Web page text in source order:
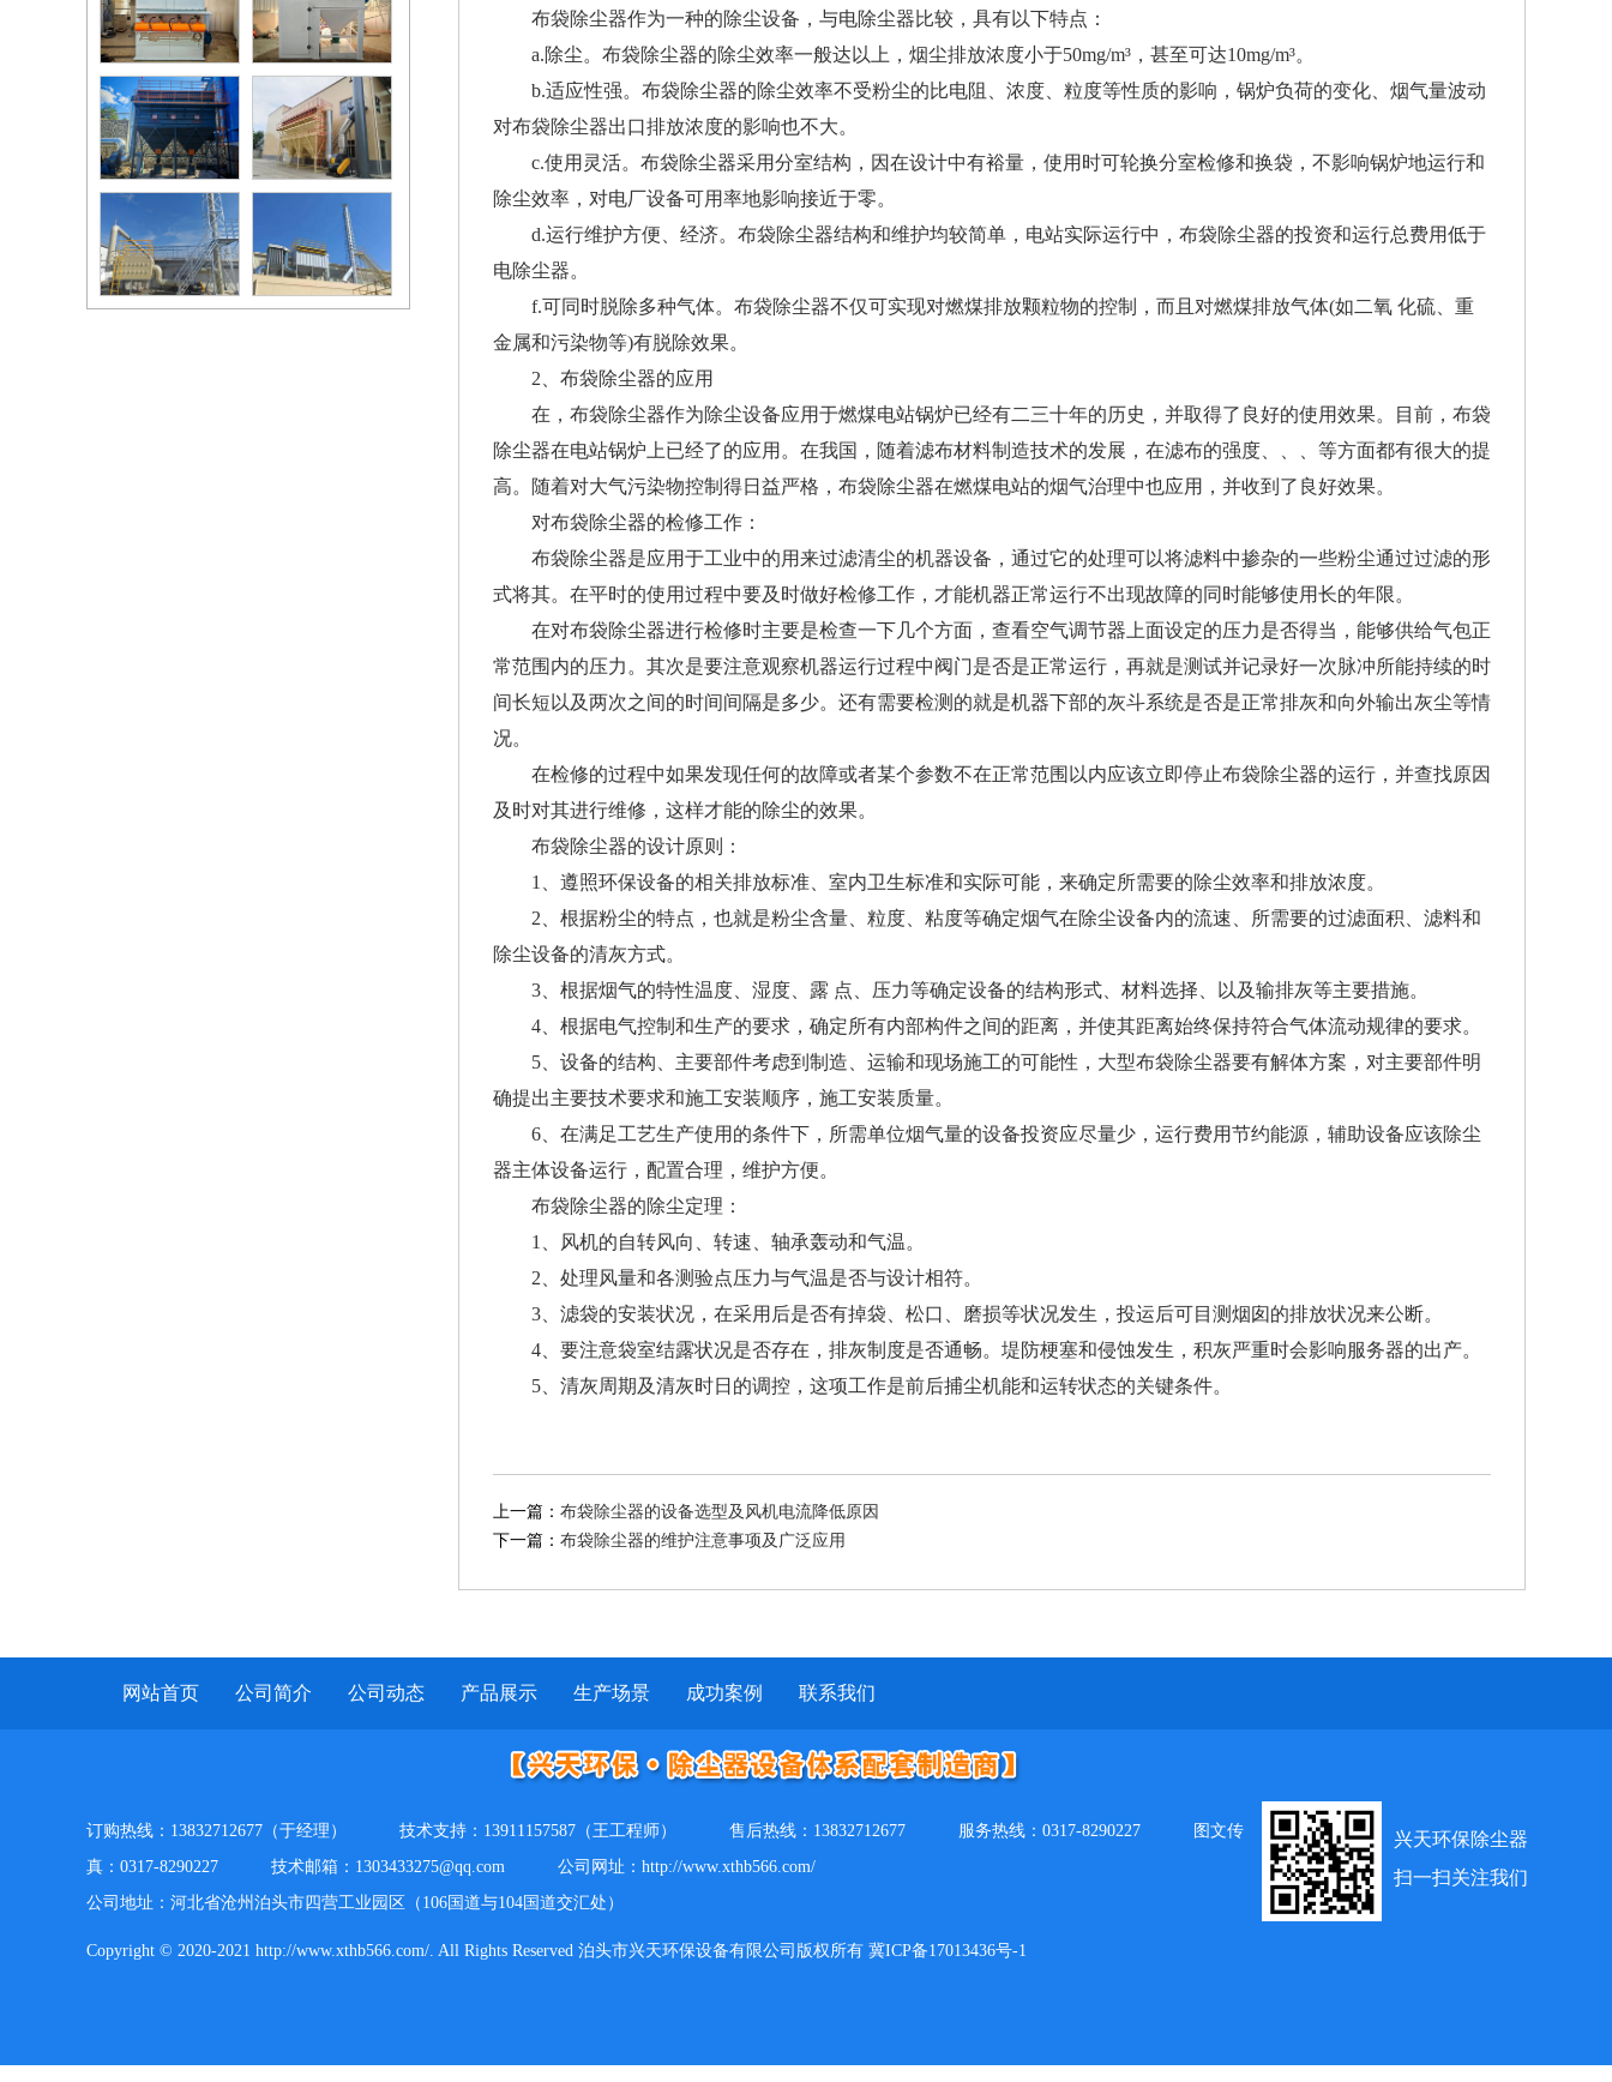
布袋除尘器作为一种的除尘设备，与电除尘器比较，具有以下特点：
a.除尘。布袋除尘器的除尘效率一般达以上，烟尘排放浓度小于50mg/m³，甚至可达10mg/m³。
b.适应性强。布袋除尘器的除尘效率不受粉尘的比电阻、浓度、粒度等性质的影响，锅炉负荷的变化、烟气量波动
对布袋除尘器出口排放浓度的影响也不大。
c.使用灵活。布袋除尘器采用分室结构，因在设计中有裕量，使用时可轮换分室检修和换袋，不影响锅炉地运行和
除尘效率，对电厂设备可用率地影响接近于零。
d.运行维护方便、经济。布袋除尘器结构和维护均较简单，电站实际运行中，布袋除尘器的投资和运行总费用低于
电除尘器。
f.可同时脱除多种气体。布袋除尘器不仅可实现对燃煤排放颗粒物的控制，而且对燃煤排放气体(如二氧 化硫、重
金属和污染物等)有脱除效果。
2、布袋除尘器的应用
在，布袋除尘器作为除尘设备应用于燃煤电站锅炉已经有二三十年的历史，并取得了良好的使用效果。目前，布袋
除尘器在电站锅炉上已经了的应用。在我国，随着滤布材料制造技术的发展，在滤布的强度、、、等方面都有很大的提
高。随着对大气污染物控制得日益严格，布袋除尘器在燃煤电站的烟气治理中也应用，并收到了良好效果。
对布袋除尘器的检修工作：
布袋除尘器是应用于工业中的用来过滤清尘的机器设备，通过它的处理可以将滤料中掺杂的一些粉尘通过过滤的形
式将其。在平时的使用过程中要及时做好检修工作，才能机器正常运行不出现故障的同时能够使用长的年限。
在对布袋除尘器进行检修时主要是检查一下几个方面，查看空气调节器上面设定的压力是否得当，能够供给气包正
常范围内的压力。其次是要注意观察机器运行过程中阀门是否是正常运行，再就是测试并记录好一次脉冲所能持续的时
间长短以及两次之间的时间间隔是多少。还有需要检测的就是机器下部的灰斗系统是否是正常排灰和向外输出灰尘等情
况。
在检修的过程中如果发现任何的故障或者某个参数不在正常范围以内应该立即停止布袋除尘器的运行，并查找原因
及时对其进行维修，这样才能的除尘的效果。
布袋除尘器的设计原则：
1、遵照环保设备的相关排放标准、室内卫生标准和实际可能，来确定所需要的除尘效率和排放浓度。
2、根据粉尘的特点，也就是粉尘含量、粒度、粘度等确定烟气在除尘设备内的流速、所需要的过滤面积、滤料和
除尘设备的清灰方式。
3、根据烟气的特性温度、湿度、露 点、压力等确定设备的结构形式、材料选择、以及输排灰等主要措施。
4、根据电气控制和生产的要求，确定所有内部构件之间的距离，并使其距离始终保持符合气体流动规律的要求。
5、设备的结构、主要部件考虑到制造、运输和现场施工的可能性，大型布袋除尘器要有解体方案，对主要部件明
确提出主要技术要求和施工安装顺序，施工安装质量。
6、在满足工艺生产使用的条件下，所需单位烟气量的设备投资应尽量少，运行费用节约能源，辅助设备应该除尘
器主体设备运行，配置合理，维护方便。
布袋除尘器的除尘定理：
1、风机的自转风向、转速、轴承轰动和气温。
2、处理风量和各测验点压力与气温是否与设计相符。
3、滤袋的安装状况，在采用后是否有掉袋、松口、磨损等状况发生，投运后可目测烟囱的排放状况来公断。
4、要注意袋室结露状况是否存在，排灰制度是否通畅。堤防梗塞和侵蚀发生，积灰严重时会影响服务器的出产。
5、清灰周期及清灰时日的调控，这项工作是前后捕尘机能和运转状态的关键条件。
上一篇： 布袋除尘器的设备选型及风机电流降低原因
下一篇： 布袋除尘器的维护注意事项及广泛应用
网站首页 公司简介 公司动态 产品展示 生产场景 成功案例 联系我们
订购热线：13832712677（于经理） 技术支持：13911157587（王工程师） 售后热线：13832712677 服务热线：0317-8290227
图文传
真：0317-8290227
技术邮箱：1303433275@qq.com
公司网址：http://www.xthb566.com/
公司地址：河北省沧州泊头市四营工业园区（106国道与104国道交汇处）
Copyright © 2020-2021 http://www.xthb566.com/. All Rights Reserved 泊头市兴天环保设备有限公司版权所有 冀ICP备17013436号-1
兴天环保除尘器
扫一扫关注我们